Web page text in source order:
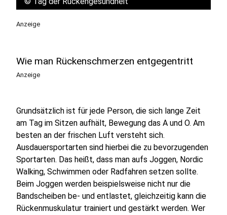
Anzeige
Wie man Rückenschmerzen entgegentritt
Anzeige
Grundsätzlich ist für jede Person, die sich lange Zeit
am Tag im Sitzen aufhält, Bewegung das A und O. Am
besten an der frischen Luft versteht sich.
Ausdauersportarten sind hierbei die zu bevorzugenden
Sportarten. Das heißt, dass man aufs Joggen, Nordic
Walking, Schwimmen oder Radfahren setzen sollte.
Beim Joggen werden beispielsweise nicht nur die
Bandscheiben be- und entlastet, gleichzeitig kann die
Rückenmuskulatur trainiert und gestärkt werden. Wer